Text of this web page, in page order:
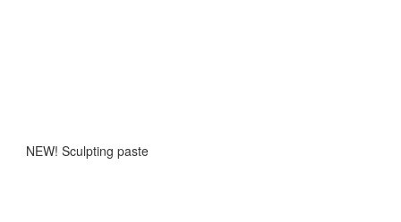
NEW! Sculpting paste